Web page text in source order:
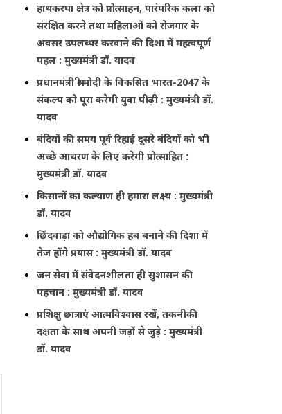
हाथकरघा क्षेत्र को प्रोत्साहन, पारंपरिक कला को
संरक्षित करने तथा महिलाओं को रोजगार के
अवसर उपलब्धर करवाने की दिशा में महत्वपूर्ण
पहल : मुख्यमंत्री डॉ. यादव
प्रधानमंत्री श्री मोदी के विकसित भारत-2047 के
संकल्प को पूरा करेगी युवा पीढ़ी : मुख्यमंत्री डॉ.
यादव
बंदियों की समय पूर्व रिहाई दूसरे बंदियों को भी
अच्छे आचरण के लिए करेगी प्रोत्साहित :
मुख्यमंत्री डॉ. यादव
किसानों का कल्याण ही हमारा लक्ष्य : मुख्यमंत्री
डॉ. यादव
छिंदवाड़ा को औद्योगिक हब बनाने की दिशा में
तेज होंगे प्रयास : मुख्यमंत्री डॉ. यादव
जन सेवा में संवेदनशीलता ही सुशासन की
पहचान : मुख्यमंत्री डॉ. यादव
प्रशिक्षु छात्राएं आत्मविश्वास रखें, तकनीकी
दक्षता के साथ अपनी जड़ों से जुड़े : मुख्यमंत्री
डॉ. यादव